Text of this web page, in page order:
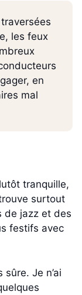
les feux
en
mal
tranquille,
surtout
de jazz et des
festifs avec
Je n’ai